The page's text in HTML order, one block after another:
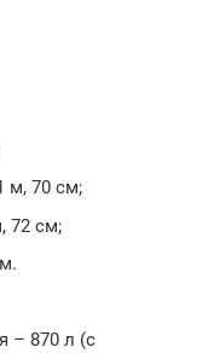
м, 70 см;
72 см;
– 870 л (с